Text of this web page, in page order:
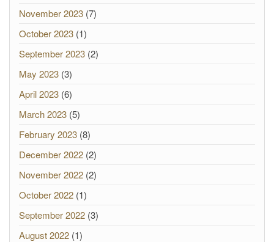
November 2023 (7)
October 2023 (1)
September 2023 (2)
May 2023 (3)
April 2023 (6)
March 2023 (5)
February 2023 (8)
December 2022 (2)
November 2022 (2)
October 2022 (1)
September 2022 (3)
August 2022 (1)